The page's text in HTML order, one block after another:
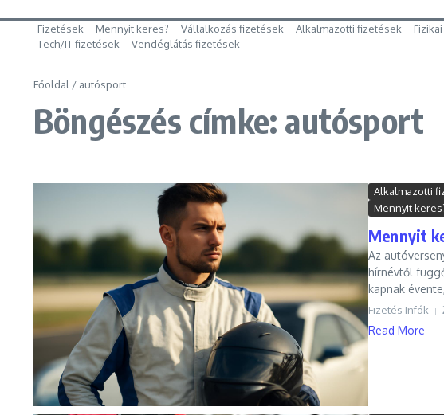
Fizetések Mennyit keres? Vállalkozás fizetések Alkalmazotti fizetések
Tech/IT fizetések
Vendéglátás fizetések
Főoldal / autósport
Böngészés címke: autósport
Alkalmazotti
Mennyit
Mennyit
Az
hírnévtől
kapnak
Fizetés Infók
Read More